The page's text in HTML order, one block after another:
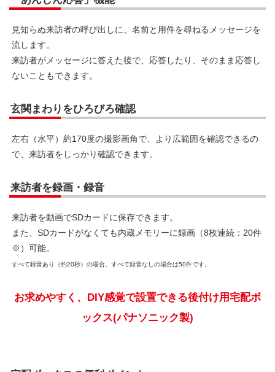
見知らぬ来訪者の呼び出しに、名前と用件を尋ねるメッセージを
流します。
来訪者がメッセージに答えた後で、応答したり、そのまま応答し
ないこともできます。
左右（水平）約170度の撮影画角で、より広範囲を確認できるの
で、来訪者をしっかり確認できます。
来訪者を動画でSDカードに保存できます。
また、SDカードがなくても内蔵メモリーに録画（8枚連続：20件
※）可能。
すべて録音あり（約20秒）の場合。すべて録音なしの場合は50件です。
ックス(パナソニック製)